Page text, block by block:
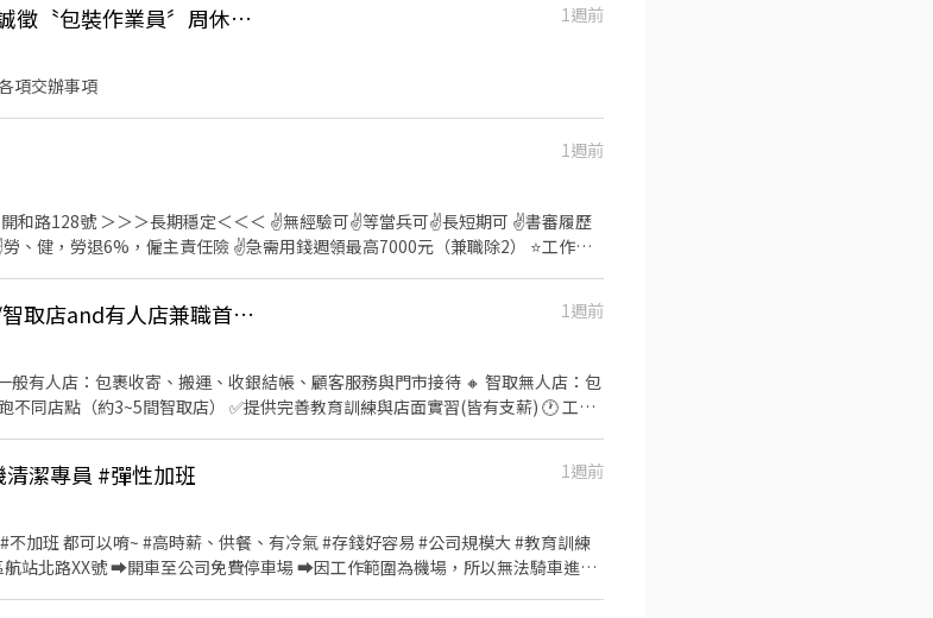
⚡單日津貼加碼250~600💸 🕒 上班時段 ▪ 早班：08:00 - 17:00｜時
大園區航翔路 RC8📍桃園市楊梅區環東路 桃9📍桃園市大園區建國路 桃17📍桃
明熙-Blue專員 加入後請留下您
員快速替你登記報班🙏 1對1專人為您服務😁 真心不騙 ⭕️免費諮詢 ❌無收取仲介費
*桃園大園環區北路〞知名物流倉儲誠徵〝包裝作業員〞周休二日、見紅休
1週前
項交辦事項
1週前
和路128號 ＞＞＞長期穩定＜＜＜ ✌️無經驗可✌️等當兵可✌️長短期可 ✌️書審履歷
健，勞退6%，僱主責任險 ✌️急需用錢週領最高7000元（兼職除2） ⭐️工作內
⭐【大園】高時薪269蝦皮門市徵才/智取店and有人店兼職首選/穩定排班-蝦MH
1週前
提供完善教育訓練與店面實習(皆有支薪) 🕐 工作
二街70號1樓 大園新興店 桃園市大園區新興路139號1樓 ⭐ 智取無人店 ⭐
店 桃園市大園區致遠一路30號1樓 大園大觀 - 智取店 桃園市大園區大觀路598
潔專員 #彈性加班
1週前
加班 都可以唷~ #高時薪、供餐、有冷氣 #存錢好容易 #公司規模大 #教育訓練
站北路XX號 ➡️開車至公司免費停車場 ➡️因工作範圍為機場，所以無法騎車進去